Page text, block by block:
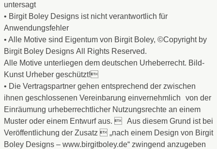
untersagt
• Birgit Boley Designs ist nicht verantwortlich für
Anwendungsfehler
• Alle Motive sind Eigentum von Birgit Boley, ©Copyright by
Birgit Boley Designs All Rights Reserved.
Alle Motive unterliegen dem deutschen Urheberrecht. Bild-
Kunst Urheber geschützt!
• Die Vertragspartner gehen entsprechend der zwischen
ihnen geschlossenen Vereinbarung einvernehmlich von der
Einräumung urheberrechtlicher Nutzungsrechte an einem
Muster oder einem Entwurf aus.  Aus diesem Grund ist bei
Veröffentlichung der Zusatz  „nach einem Design von Birgit
Boley Designs – www.birgitboley.de“ zwingend anzugeben